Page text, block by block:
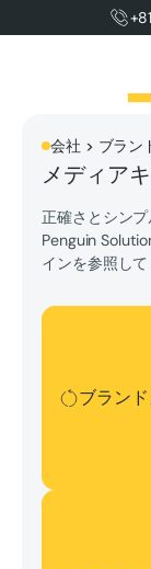
会社 > ブラン
メディア
正確さとシンプ
Penguin
インを参照して
ブラン
ブランドガイド
ロゴファイル